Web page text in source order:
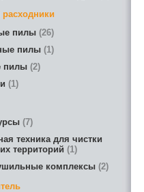
расходники
пилы 26
пилы
1
пилы 2
1
7
техника для чистки
территорий
1
комплексы 2